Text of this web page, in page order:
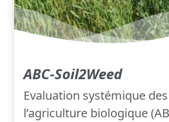
ABC-Soil2Weed
Evaluation systémique
l’agriculture biologique